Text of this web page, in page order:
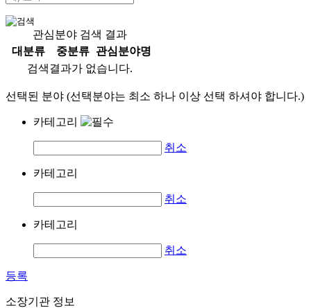
관심분야 검색 결과
대분류
중분류
관심분야명
검색결과가 없습니다.
선택된 분야 (선택분야는 최소 하나 이상 선택 하셔야 합니다.)
카테고리
취소
카테고리
취소
카테고리
취소
등록
소장기관 정보